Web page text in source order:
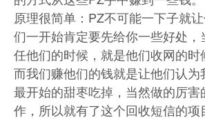
原理很简单：PZ不可能一下子就
们一开始肯定要先给你一些好处
任他们的时候，就是他们收网的时
而我们赚他们的钱就是让他们认
最开始的甜枣吃掉，当然做的厉害
作，所以就有了这个回收短信的项